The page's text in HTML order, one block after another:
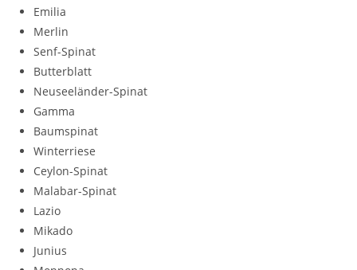
Emilia
Merlin
Senf-Spinat
Butterblatt
Neuseeländer-Spinat
Gamma
Baumspinat
Winterriese
Ceylon-Spinat
Malabar-Spinat
Lazio
Mikado
Junius